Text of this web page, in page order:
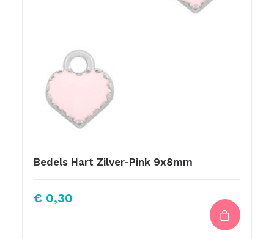
Bedels Hart Zilver-Pink 9x8mm
€ 0,30